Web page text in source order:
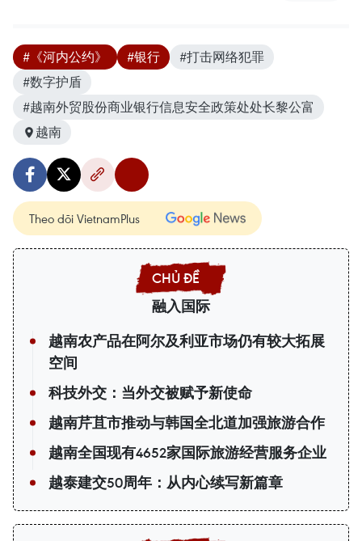
#《河内公约》 #银行
#打击网络犯罪
#数字护盾
#越南外贸股份商业银行信息安全政策处处长黎公富
越南
Theo dõi VietnamPlus
融入国际
越南农产品在阿尔及利亚市场仍有较大拓展
空间
科技外交：当外交被赋予新使命
越南芹苴市推动与韩国全北道加强旅游合作
越南全国现有4652家国际旅游经营服务企业
越泰建交50周年：从内心续写新篇章